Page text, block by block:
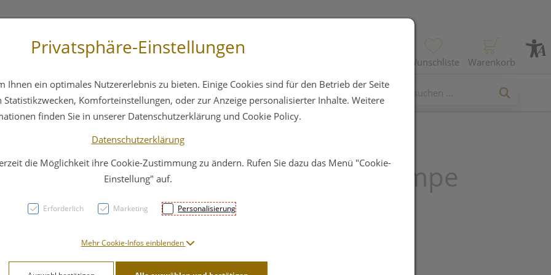
Wunschliste Warenkorb
Hautpflege Familie Nahrungsergänzung
Elenatura Duftlampe
Flora Weiss 1st
12,91 EUR
Privatsphäre-Einstellungen
Ihnen ein optimales Nutzererlebnis zu bieten. Einige Cookies sind für den Betrieb der Seite
Komforteinstellungen, oder zur Anzeige personalisierter Inhalte. Weitere
finden Sie in unserer Datenschutzerklärung und Cookie Policy.
Datenschutzerklärung
die Möglichkeit ihre Cookie-Zustimmung zu ändern. Rufen Sie dazu das Menü "Cookie-
Einstellung" auf.
Erforderlich Marketing Personalisierung
Mehr Cookie-Infos einblenden